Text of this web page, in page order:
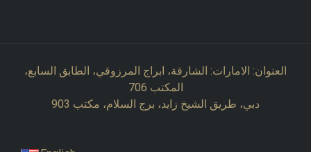
العنوان: الامارات: الشارقة، ابراج المرزوقي، الطابق السابع،
المكتب 706
دبي، طريق الشيخ زايد، برج السلام، مكتب 903